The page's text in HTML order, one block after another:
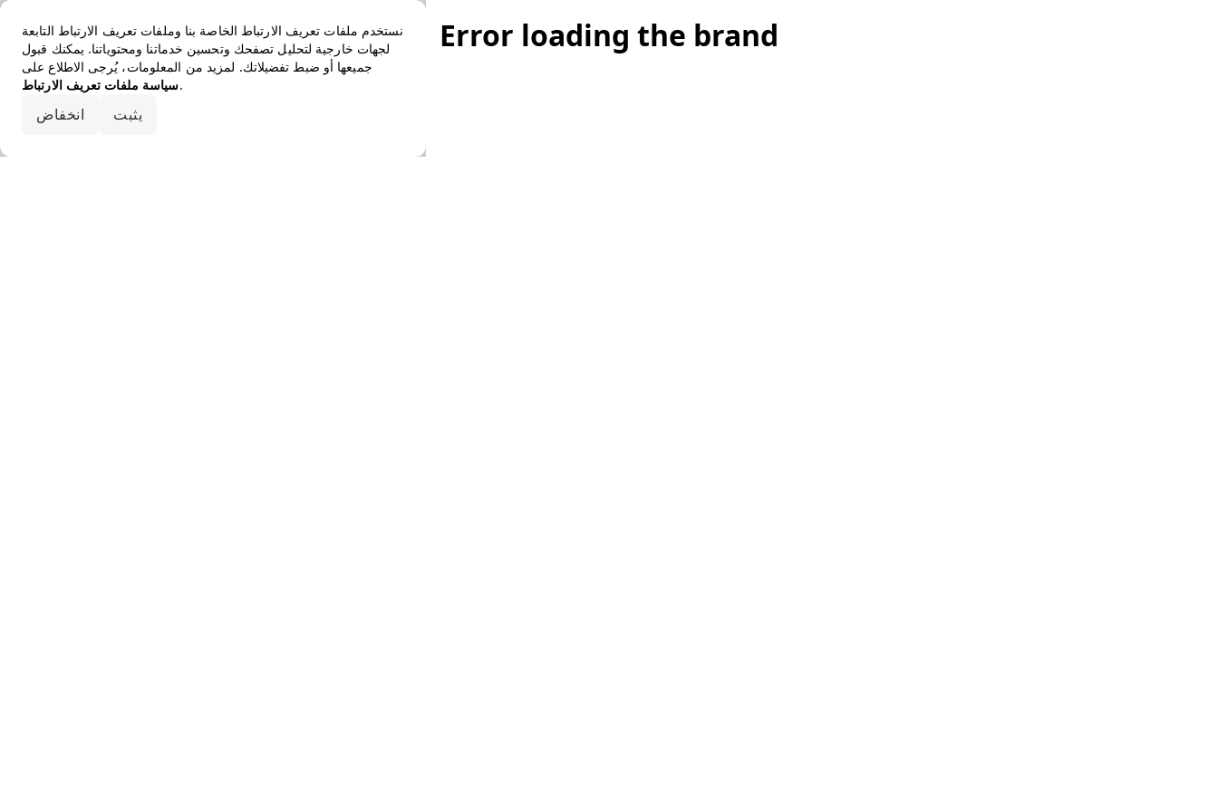
نستخدم ملفات تعريف الارتباط الخاصة بنا وملفات تعريف الارتباط التابعة
لجهات خارجية لتحليل تصفحك وتحسين خدماتنا ومحتوياتنا. يمكنك قبول
جميعها أو ضبط تفضيلاتك. لمزيد من المعلومات، يُرجى الاطلاع على
سياسة ملفات تعريف الارتباط.
انخفاض يثبت
Error loading the brand